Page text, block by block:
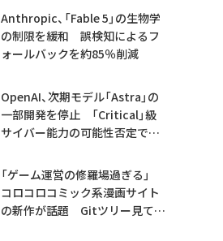
Anthropic、「Fable 5」の生物学
の制限を緩和 誤検知によるフ
ォールバックを約85％削減
OpenAI、次期モデル「Astra」の
一部開発を停止 「Critical」級
サイバー能力の可能性否定でき
「ゲーム運営の修羅場過ぎる」
コロコロコミック系漫画サイト
の新作が話題 Gitツリー見てガ